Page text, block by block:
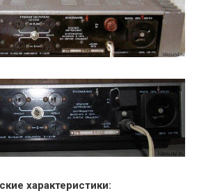
характеристики: